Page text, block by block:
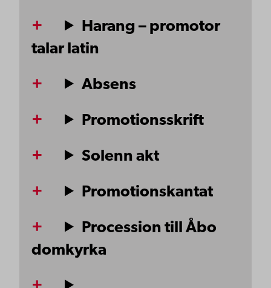
Harang – promotor
talar latin
Absens
Promotionsskrift
Solenn akt
Promotionskantat
Procession till Åbo
domkyrka